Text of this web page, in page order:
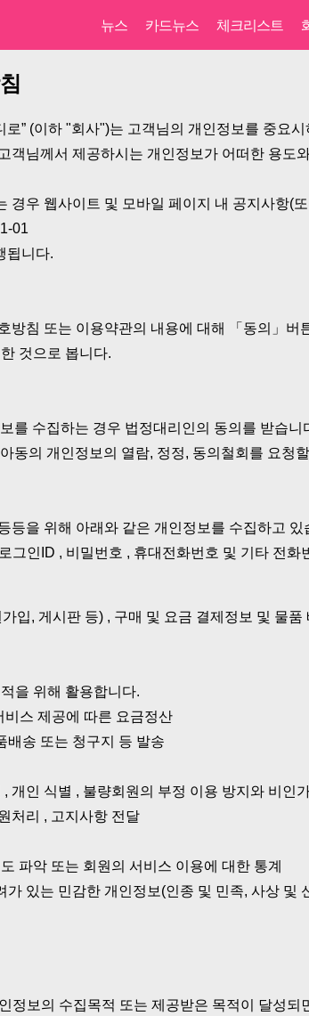
뉴스 카드뉴스 체크리스트
로” (이하 "회사")는 고객님의 개인정보를 중요
객님께서 제공하시는 개인정보가 어떠한 용
경우 웹사이트 및 모바일 페이지 내 공지사항(
01
됩니다.
방침 또는 이용약관의 내용에 대해 「동의」
것으로 봅니다.
를 수집하는 경우 법정대리인의 동의를 받습니
동의 개인정보의 열람, 정정, 동의철회를 요
등을 위해 아래와 같은 개인정보를 수집하고 있
그인ID , 비밀번호 , 휴대전화번호 및 기타 전
입, 게시판 등) , 구매 및 요금 결제정보 및 물
을 위해 활용합니다.
스 제공에 따른 요금정산
배송 또는 청구지 등 발송
개인 식별 , 불량회원의 부정 이용 방지와 비
처리 , 고지사항 전달
파악 또는 회원의 서비스 이용에 대한 통계
있는 민감한 개인정보(인종 및 민족, 사상
정보의 수집목적 또는 제공받은 목적이 달성되